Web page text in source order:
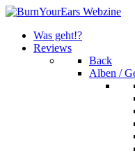
Was geht!?
Reviews
Back
Alben /